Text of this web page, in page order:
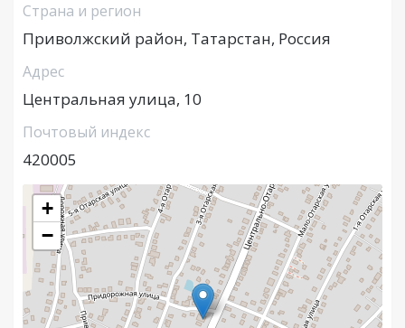
Страна и регион
Приволжский район, Татарстан, Россия
Адрес
Центральная улица, 10
Почтовый индекс
420005
+
−